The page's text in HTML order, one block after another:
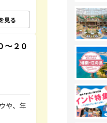
見る
２０
や、年